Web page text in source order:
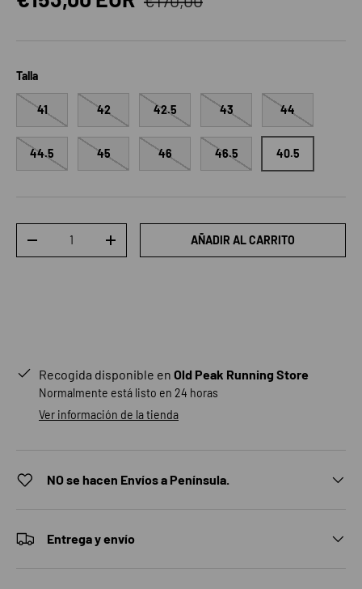
Talla
41 42 42.5 43 44
44.5 45 46 46.5 40.5
DISMINUIR CANTIDADAUMENTAR LA CANTIDADAÑADIR AL CARRITO
Recogida disponible en Old Peak Running Store
Normalmente está listo en 24 horas
Ver información de la tienda
NO se hacen Envíos a Península.
Entrega y envío